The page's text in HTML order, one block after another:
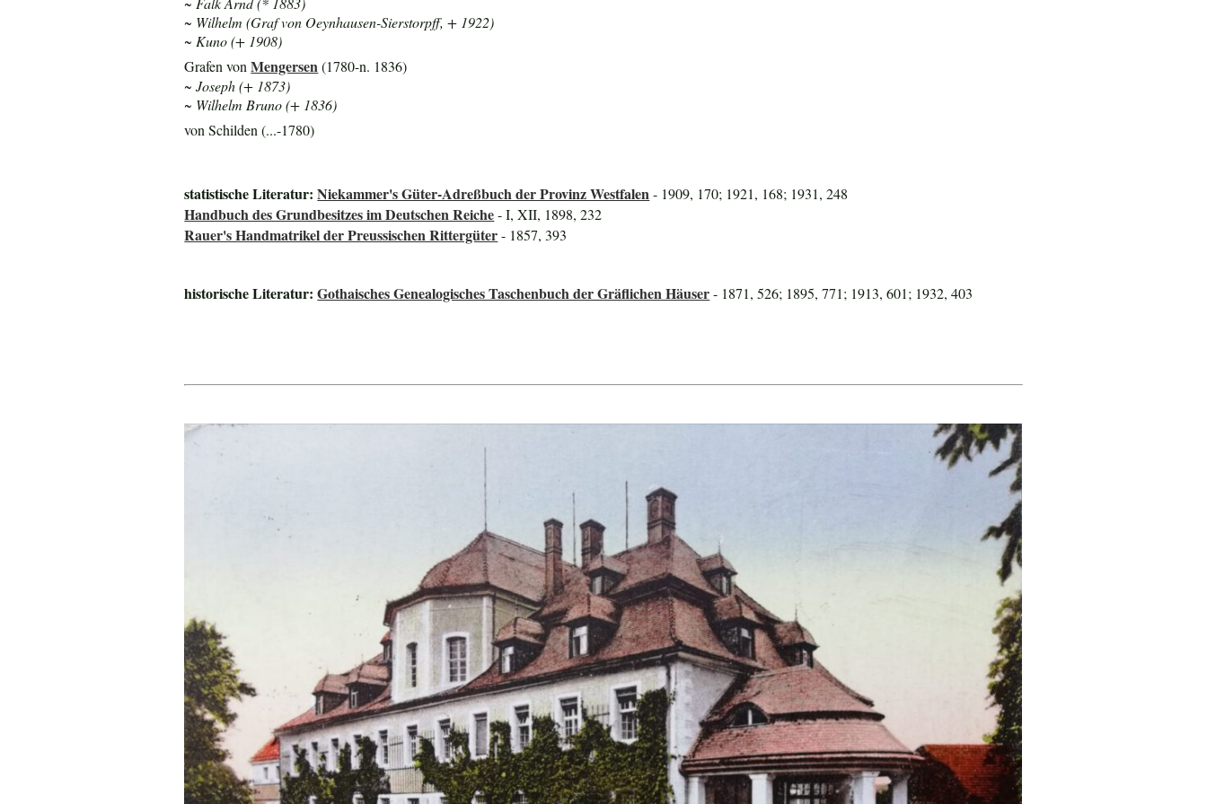
~ Wilhelm (Graf von Oeynhausen-Sierstorpff, + 1922)
~ Kuno (+ 1908)
Grafen vonMengersen(1780-n. 1836)
~ Joseph (+ 1873)
~ Wilhelm Bruno (+ 1836)
von Schilden (...-1780)
statistische Literatur:Niekammer's Güter-Adreßbuch der Provinz Westfalen - 1909, 170; 1921, 168; 1931, 248
Handbuch des Grundbesitzes im Deutschen Reiche- I, XII, 1898, 232
Rauer's Handmatrikel der Preussischen Rittergüter- 1857, 393
historische Literatur:Gothaisches Genealogisches Taschenbuch der Gräflichen Häuser- 1871, 526; 1895, 771; 1913, 601; 1932, 403